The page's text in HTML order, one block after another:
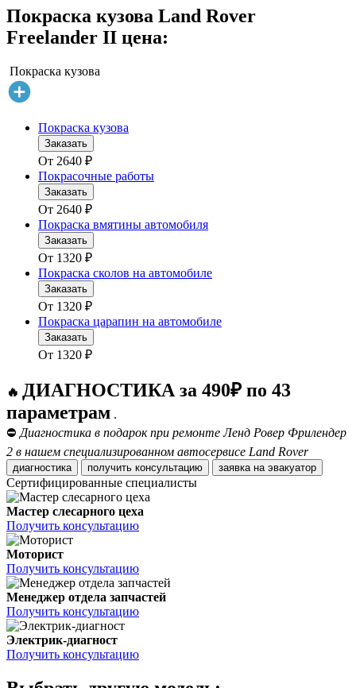
Покраска кузова Land Rover
Freelander II цена:
Покраска кузова
Покраска кузова
Заказать
От 2640 ₽
Покрасочные работы
Заказать
От 2640 ₽
Покраска вмятины автомобиля
Заказать
От 1320 ₽
Покраска сколов на автомобиле
Заказать
От 1320 ₽
Покраска царапин на автомобиле
Заказать
От 1320 ₽
🔥 ДИАГНОСТИКА за 490₽ по 43
параметрам .
⛔ Диагностика в подарок при ремонте Ленд Ровер Фрилендер
2 в нашем специализированном автосервисе Land Rover
диагностика получить консультацию заявка на эвакуатор
Сертифицированные специалисты
Мастер слесарного цеха
Получить консультацию
Моторист
Получить консультацию
Менеджер отдела запчастей
Получить консультацию
Электрик-диагност
Получить консультацию